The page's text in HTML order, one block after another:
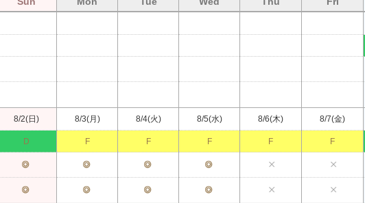
8/2(日)
D
8/3(月)
F
8/4(火)
F
8/5(水)
F
8/6(木)
F
8/7(金)
F